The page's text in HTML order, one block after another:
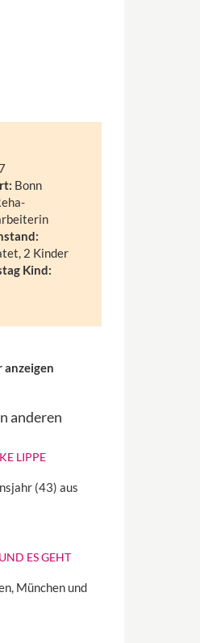
Bonn
2 Kinder
Kind:
anzeigen
anderen
LIPPE
(43) aus
ES GEHT
München und